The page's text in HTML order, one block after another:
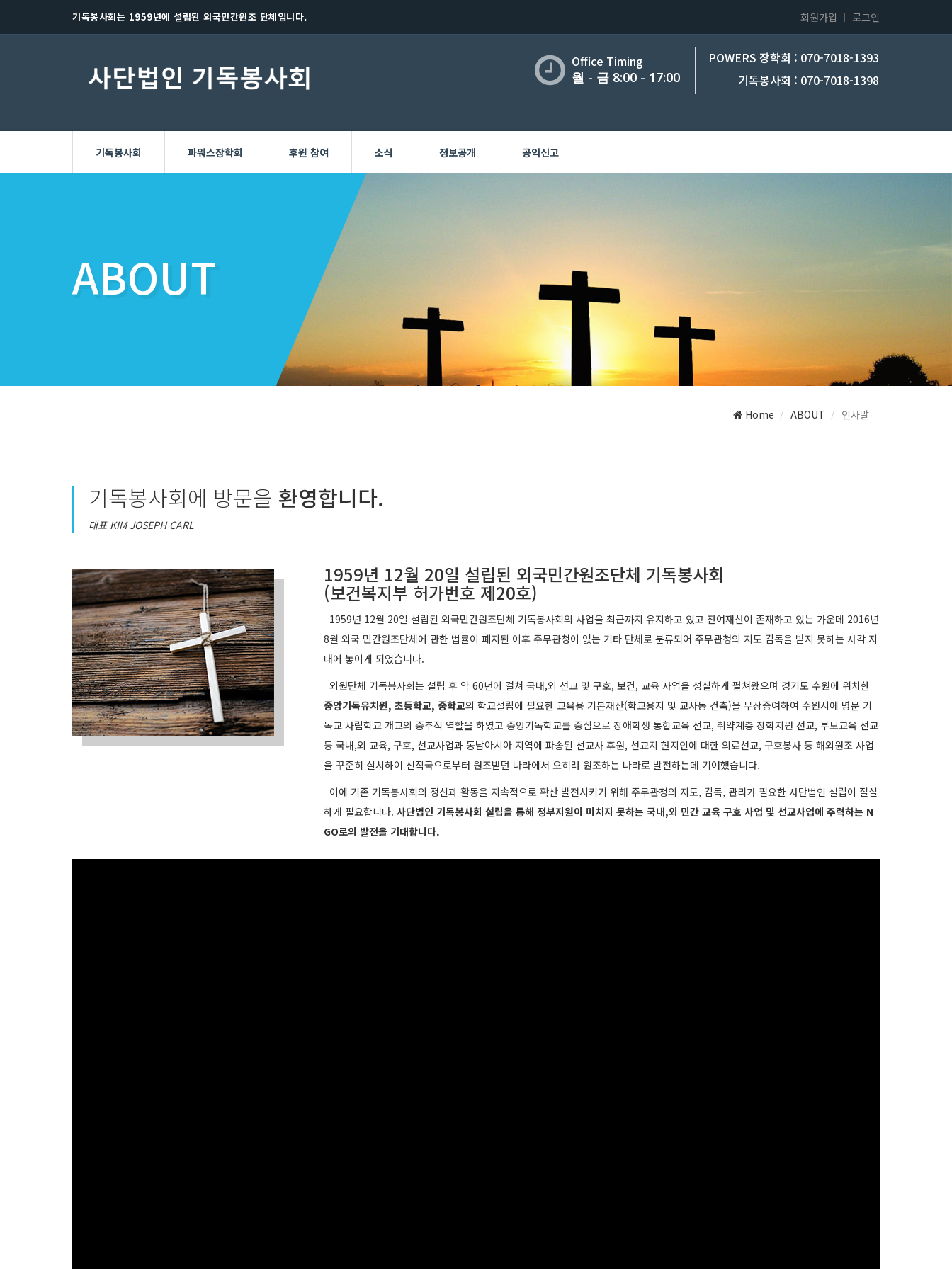
기독봉사회는 1959년에 설립된 외국민간원조 단체입니다. 회원가입 로그인
Office Timing
월 - 금 8:00 - 17:00
POWERS 장학회 : 070-7018-1393
기독봉사회 : 070-7018-1398
기독봉사회 파워스장학회 후원 참여 소식 정보공개 공익신고
ABOUT
Home ABOUT 인사말
기독봉사회에 방문을 환영합니다.
대표 KIM JOSEPH CARL
1959년 12월 20일 설립된 외국민간원조단체 기독봉사회
(보건복지부 허가번호 제20호)
1959년 12월 20일 설립된 외국민간원조단체 기독봉사회의 사업을 최근까지 유지하고 있고 잔여재산이 존재하고 있는 가운데 2016년
8월 외국 민간원조단체에 관한 법률이 폐지된 이후 주무관청이 없는 기타 단체로 분류되어 주무관청의 지도 감독을 받지 못하는 사각 지
대에 놓이게 되었습니다.
외원단체 기독봉사회는 설립 후 약 60년에 걸쳐 국내,외 선교 및 구호, 보건, 교육 사업을 성실하게 펼쳐왔으며 경기도 수원에 위치한
중앙기독유치원, 초등학교, 중학교의 학교설립에 필요한 교육용 기본재산(학교용지 및 교사동 건축)을 무상증여하여 수원시에 명문 기
독교 사립학교 개교의 중추적 역할을 하였고 중앙기독학교를 중심으로 장애학생 통합교육 선교, 취약계층 장학지원 선교, 부모교육 선교
등 국내,외 교육, 구호, 선교사업과 동남아시아 지역에 파송된 선교사 후원, 선교지 현지인에 대한 의료선교, 구호봉사 등 해외원조 사업
을 꾸준히 실시하여 선직국으로부터 원조받던 나라에서 오히려 원조하는 나라로 발전하는데 기여했습니다.
이에 기존 기독봉사회의 정신과 활동을 지속적으로 확산 발전시키기 위해 주무관청의 지도, 감독, 관리가 필요한 사단법인 설립이 절실
하게 필요합니다. 사단법인 기독봉사회 설립을 통해 정부지원이 미치지 못하는 국내,외 민간 교육 구호 사업 및 선교사업에 주력하는 N
GO로의 발전을 기대합니다.